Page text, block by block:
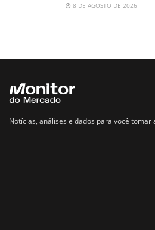
8 DE AGOSTO DE 2026
Notícias, análises e dados para você tomar